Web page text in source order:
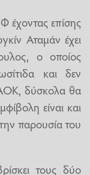
έχοντας επίσης
Αταμάν έχει
ο οποίος
και δεν
δύσκολα θα
είναι και
παρουσία του
τους δύο